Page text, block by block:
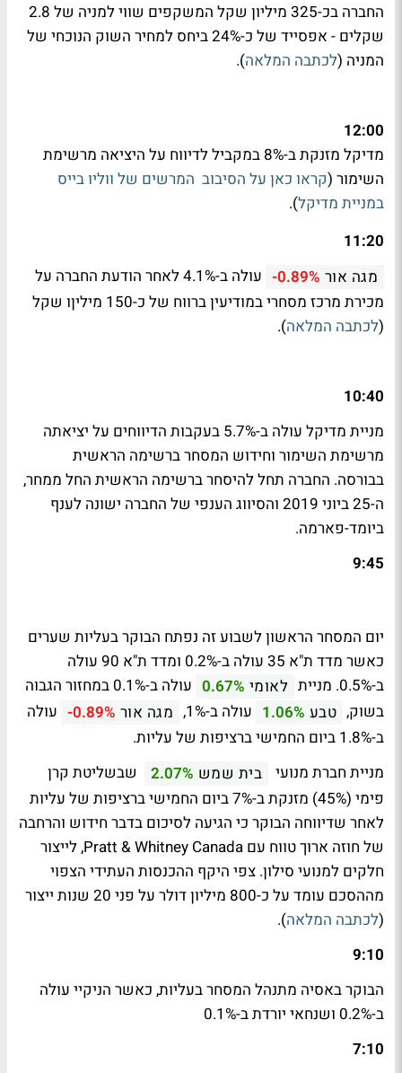
החברה בכ-325 מיליון שקל המשקפים שווי למניה של 2.8
שקלים - אפסייד של כ-24% ביחס למחיר השוק הנוכחי של
המניה (לכתבה המלאה).
12:00
מדיקל מזנקת ב-8% במקביל לדיווח על היציאה מרשימת
השימור (קראו כאן על הסיבוב המרשים של ווליו בייס
במניית מדיקל).
11:20
מגה אור -0.89%
עולה ב-4.1% לאחר הודעת החברה על
מכירת מרכז מסחרי במודיעין ברווח של כ-150 מיליןו שקל
(לכתבה המלאה).
10:40
מניית מדיקל עולה ב-5.7% בעקבות הדיווחים על יציאתה
מרשימת השימור וחידוש המסחר ברשימה הראשית
בבורסה. החברה תחל להיסחר ברשימה הראשית החל ממחר,
ה-25 ביוני 2019 והסיווג הענפי של החברה ישונה לענף
ביומד-פארמה.
9:45
יום המסחר הראשון לשבוע זה נפתח הבוקר בעליות שערים
כאשר מדד ת"א 35 עולה ב-0.2% ומדד ת"א 90 עולה
ב-0.5%. מניית
לאומי 0.67%
עולה ב-0.1% במחזור הגבוה
בשוק, טבע 1.06% עולה ב-1%, מגה אור -0.89% עולה
ב-1.8% ביום החמישי ברציפות של עליות.
מניית חברת מנועי בית שמש 2.07%
שבשליטת קרן
פימי (45%) מזנקת ב-7% ביום החמישי ברציפות של עליות
לאחר שדיווחה הבוקר כי הגיעה לסיכום בדבר חידוש והרחבה
של חוזה ארוך טווח עם Pratt & Whitney Canada, לייצור
חלקים למנועי סילון. צפי היקף ההכנסות העתידי הצפוי
מההסכם עומד על כ-800 מיליון דולר על פני 20 שנות ייצור
(לכתבה המלאה).
9:10
הבוקר באסיה מתנהל המסחר בעליות, כאשר הניקיי עולה
ב-0.2% ושנחאי יורדת ב-0.1%
7:10